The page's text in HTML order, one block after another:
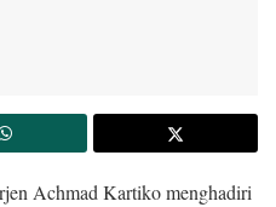
Achmad Kartiko menghadiri